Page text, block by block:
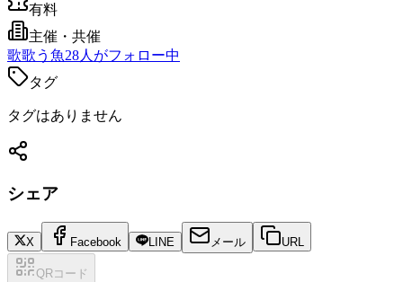
有料
主催・共催
歌歌う魚28人がフォロー中
タグ
タグはありません
シェア
X Facebook LINE メール URL
QRコード